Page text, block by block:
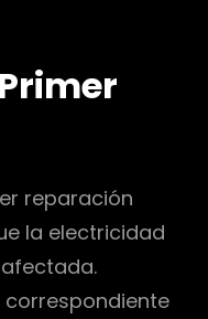
reparación
la electricidad